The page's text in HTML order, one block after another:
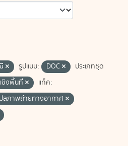
รูปแบบ: DOC
ประเภทชุด
ชิงพื้นที่
แท็ค:
ลภาพถ่ายทางอากาศ